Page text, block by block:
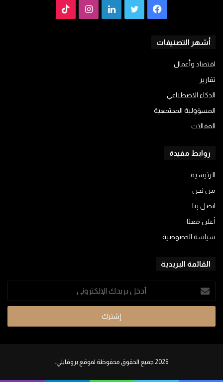
فيسبوكتويتر لينكدإن انستقرام
أشهر التصنيفات
اقتصاد وأعمال
تقارير
الذكاء الاصطناعي
المسؤولية المجتمعية
المقالات
روابط مفيدة
الرئيسية
من نحن
اتصل بنا
أعلن معنا
سياسة الخصوصية
القائمة البريدية
أدخل
بريدك
الإلكتروني
2026 جميع الحقوق محفوظة لموقع بروفايلي.